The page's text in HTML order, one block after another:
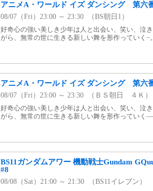
アニメA・ワールド イズ ダンシング 第六
08/07（Fri）23:00 ～ 23:30 （BS朝日1）
好奇心の強い美しき少年は人と出会い、笑い、泣
がら、無常の世に生きる新しい舞を形作っていく−。
アニメA・ワールド イズ ダンシング 第六
08/07（Fri）23:00 ～ 23:30 （ＢＳ朝日 ４Ｋ）
好奇心の強い美しき少年は人と出会い、笑い、泣
がら、無常の世に生きる新しい舞を形作っていく—
BS11ガンダムアワー 機動戦士Gundam
#8
08/08（Sat）21:00 ～ 21:30 （BS11イレブン）